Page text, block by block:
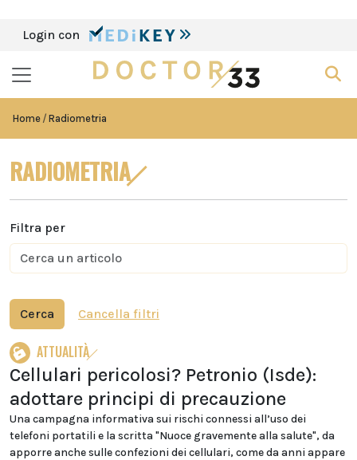
Login con
Home Radiometria
RADIOMETRIA
Filtra per
Cerca Cancella filtri
ATTUALITÀ
Cellulari pericolosi? Petronio (Isde):
adottare principi di precauzione
Una campagna informativa sui rischi connessi all’uso dei
telefoni portatili e la scritta "Nuoce gravemente alla salute", da
apporre anche sulle confezioni dei cellulari, come da anni appare